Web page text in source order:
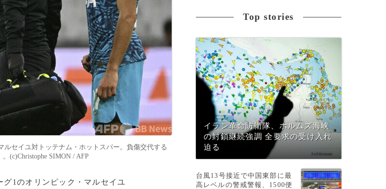
セイユ対トッテナム・ホットスパー。負傷交代する
(c)Christophe SIMON / AFP
グ1のオリンピック・マルセイユ
Top stories
イラン革命防衛隊、ホルムズ海峡
の封鎖継続強調 全要求の受け入れ
迫る
台風13号接近で中国東部に最
高レベルの警戒警報、1500便